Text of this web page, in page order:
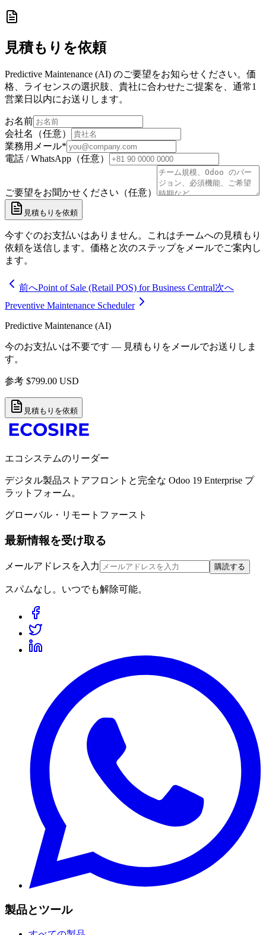
見積もりを依頼
Predictive Maintenance (AI) のご要望をお知らせください。価
格、ライセンスの選択肢、貴社に合わせたご提案を、通常1
営業日以内にお送りします。
お名前
会社名（任意）
業務用メール*
電話 / WhatsApp（任意）
ご要望をお聞かせください（任意）
見積もりを依頼
今すぐのお支払いはありません。これはチームへの見積もり
依頼を送信します。価格と次のステップをメールでご案内し
ます。
前へPoint of Sale (Retail POS) for Business Central次へ
Preventive Maintenance Scheduler
Predictive Maintenance (AI)
今のお支払いは不要です — 見積もりをメールでお送りしま
す。
参考 $799.00 USD
見積もりを依頼
エコシステムのリーダー
デジタル製品ストアフロントと完全な Odoo 19 Enterprise プ
ラットフォーム。
グローバル・リモートファースト
最新情報を受け取る
メールアドレスを入力 購読する
スパムなし。いつでも解除可能。
製品とツール